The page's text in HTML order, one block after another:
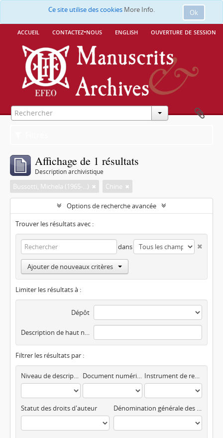
Ok
Ce site utilise des cookies More Info.
accueil contactez-nous english ouverture de session
Affichage de 1 résultats
Description archivistique
Bussotti, Michela (1965-...) Chine
Options de recherche avancée
Trouver les résultats avec :
dans
Ajouter de nouveaux critères
Limiter les résultats à :
Dépôt
Description de haut niveau
Filtrer les résultats par :
Niveau de description Document numérisé disponible Instrument de recherche
Statut des droits d'auteur Dénomination générale des documents